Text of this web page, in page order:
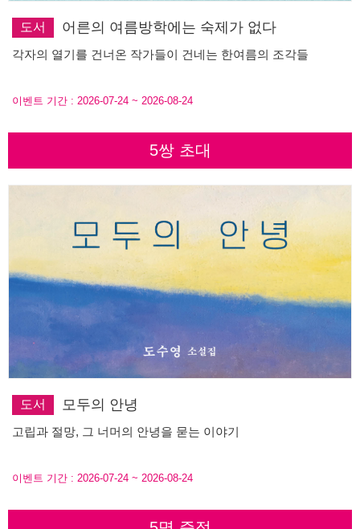
도서 어른의 여름방학에는 숙제가 없다
각자의 열기를 건너온 작가들이 건네는 한여름의 조각들
이벤트 기간 : 2026-07-24 ~ 2026-08-24
5쌍 초대
도서 모두의 안녕
고립과 절망, 그 너머의 안녕을 묻는 이야기
이벤트 기간 : 2026-07-24 ~ 2026-08-24